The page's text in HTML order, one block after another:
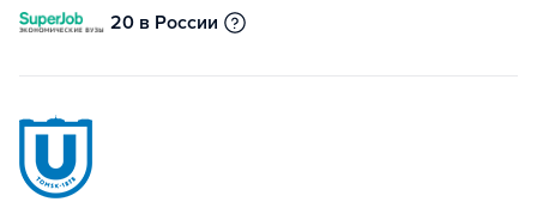
20 в России